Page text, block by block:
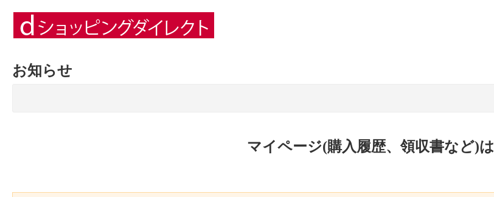
お知らせ
マイページ(購入履歴、領収書など)は